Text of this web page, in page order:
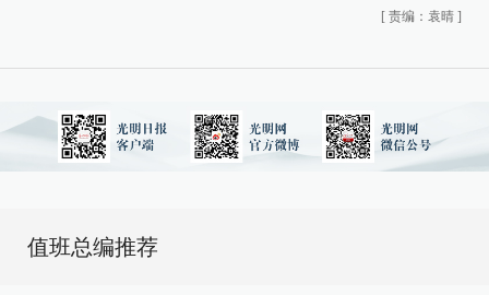
[ 责编：袁晴 ]
值班总编推荐